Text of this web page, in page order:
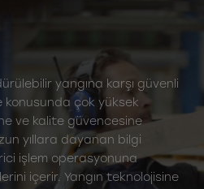
yangına karşı güvenli
konusunda çok yüksek
ve kalite güvencesine
yıllara dayanan bilgi
işlem operasyonuna
içerir. Yangın teknolojisine